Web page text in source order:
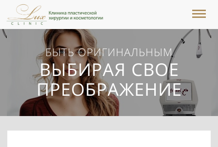
БЫТЬ ОРИГИНАЛЬНЫМ
ВЫБИРАЯ СВОЕ
ПРЕОБРАЖЕНИЕ